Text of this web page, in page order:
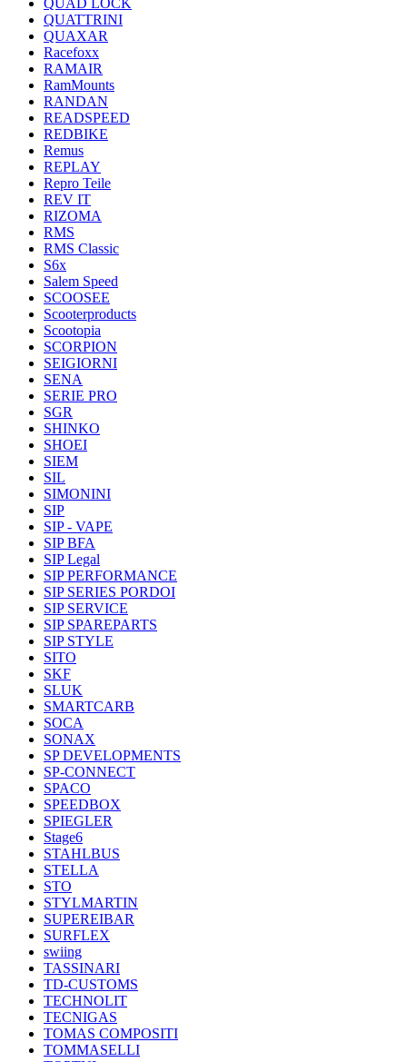
QUAD LOCK
QUATTRINI
QUAXAR
Racefoxx
RAMAIR
RamMounts
RANDAN
READSPEED
REDBIKE
Remus
REPLAY
Repro Teile
REV IT
RIZOMA
RMS
RMS Classic
S6x
Salem Speed
SCOOSEE
Scooterproducts
Scootopia
SCORPION
SEIGIORNI
SENA
SERIE PRO
SGR
SHINKO
SHOEI
SIEM
SIL
SIMONINI
SIP
SIP - VAPE
SIP BFA
SIP Legal
SIP PERFORMANCE
SIP SERIES PORDOI
SIP SERVICE
SIP SPAREPARTS
SIP STYLE
SITO
SKF
SLUK
SMARTCARB
SOCA
SONAX
SP DEVELOPMENTS
SP-CONNECT
SPACO
SPEEDBOX
SPIEGLER
Stage6
STAHLBUS
STELLA
STO
STYLMARTIN
SUPEREIBAR
SURFLEX
swiing
TASSINARI
TD-CUSTOMS
TECHNOLIT
TECNIGAS
TOMAS COMPOSITI
TOMMASELLI